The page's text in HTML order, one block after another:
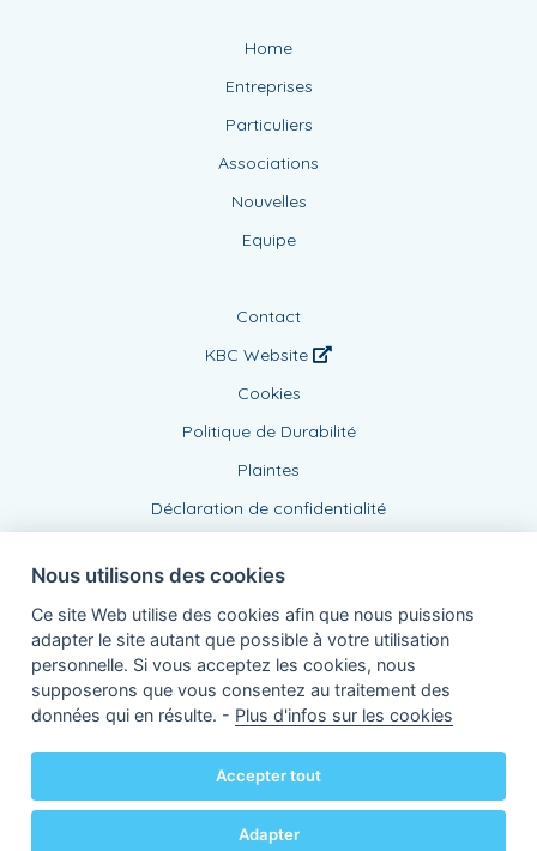
Home
Entreprises
Particuliers
Associations
Nouvelles
Equipe
Contact
KBC Website
Cookies
Politique de Durabilité
Plaintes
Déclaration de confidentialité
Agent lié, BE0437999639
de KBC Assurances sa
3000 Louvain - Belgique
TVA BE 0403.552.563 - RPR Louvain
Powered byKBC-Agent(versie 3.21.0)
© 2026 tous droits réservés
Nous utilisons des cookies
Ce site Web utilise des cookies afin que nous puissions
adapter le site autant que possible à votre utilisation
personnelle. Si vous acceptez les cookies, nous
supposerons que vous consentez au traitement des
données qui en résulte. - Plus d'infos sur les cookies
Accepter tout
Adapter